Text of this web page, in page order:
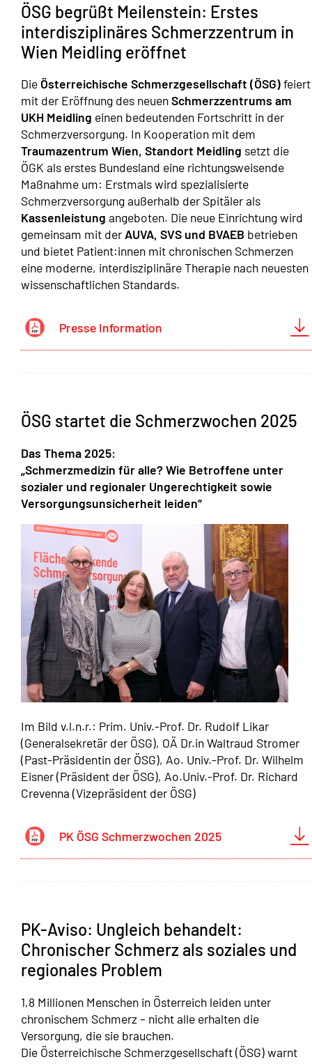
ÖSG begrüßt Meilenstein: Erstes
interdisziplinäres Schmerzzentrum in
Wien Meidling eröffnet
Die Österreichische Schmerzgesellschaft (ÖSG)feiert
mit der Eröffnung des neuenSchmerzzentrums am
UKH Meidling einen bedeutenden Fortschritt in der
Schmerzversorgung. In Kooperation mit dem
Traumazentrum Wien, Standort Meidling setzt die
ÖGK als erstes Bundesland eine richtungsweisende
Maßnahme um: Erstmals wird spezialisierte
Schmerzversorgung außerhalb der Spitäler als
Kassenleistung angeboten. Die neue Einrichtung wird
gemeinsam mit derAUVA, SVS und BVAEB betrieben
und bietet Patient:innen mit chronischen Schmerzen
eine moderne, interdisziplinäre Therapie nach neuesten
wissenschaftlichen Standards.
Presse Information
ÖSG startet die Schmerzwochen 2025
Das Thema 2025:
„Schmerzmedizin für alle? Wie Betroffene unter
sozialer und regionaler Ungerechtigkeit sowie
Versorgungsunsicherheit leiden“
Im Bild v.l.n.r.: Prim. Univ.-Prof. Dr. Rudolf Likar
(Generalsekretär der ÖSG), OÄ Dr.in Waltraud Stromer
(Past-Präsidentin der ÖSG), Ao. Univ.-Prof. Dr. Wilhelm
Eisner (Präsident der ÖSG), Ao.Univ.-Prof. Dr. Richard
Crevenna (Vizepräsident der ÖSG)
PK ÖSG Schmerzwochen 2025
PK-Aviso: Ungleich behandelt:
Chronischer Schmerz als soziales und
regionales Problem
1,8 Millionen Menschen in Österreich leiden unter
chronischem Schmerz – nicht alle erhalten die
Versorgung, die sie brauchen.
Die Österreichische Schmerzgesellschaft (ÖSG) warnt